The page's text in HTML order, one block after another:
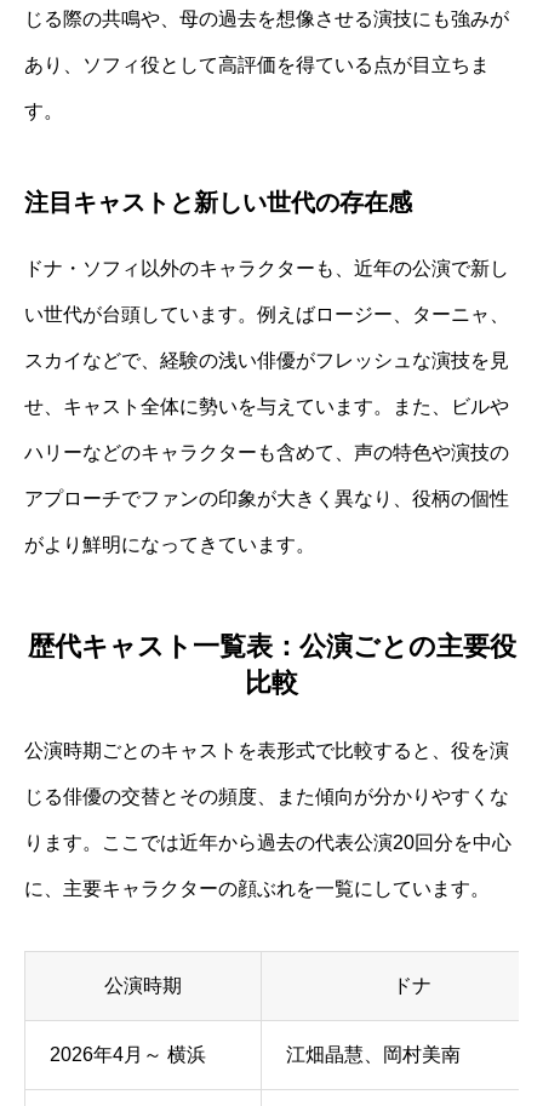
じる際の共鳴や、母の過去を想像させる演技にも強みが
あり、ソフィ役として高評価を得ている点が目立ちま
す。
注目キャストと新しい世代の存在感
ドナ・ソフィ以外のキャラクターも、近年の公演で新し
い世代が台頭しています。例えばロージー、ターニャ、
スカイなどで、経験の浅い俳優がフレッシュな演技を見
せ、キャスト全体に勢いを与えています。また、ビルや
ハリーなどのキャラクターも含めて、声の特色や演技の
アプローチでファンの印象が大きく異なり、役柄の個性
がより鮮明になってきています。
歴代キャスト一覧表：公演ごとの主要役
比較
公演時期ごとのキャストを表形式で比較すると、役を演
じる俳優の交替とその頻度、また傾向が分かりやすくな
ります。ここでは近年から過去の代表公演20回分を中心
に、主要キャラクターの顔ぶれを一覧にしています。
公演時期 ドナ
2026年4月～ 横浜 江畑晶慧、岡村美南